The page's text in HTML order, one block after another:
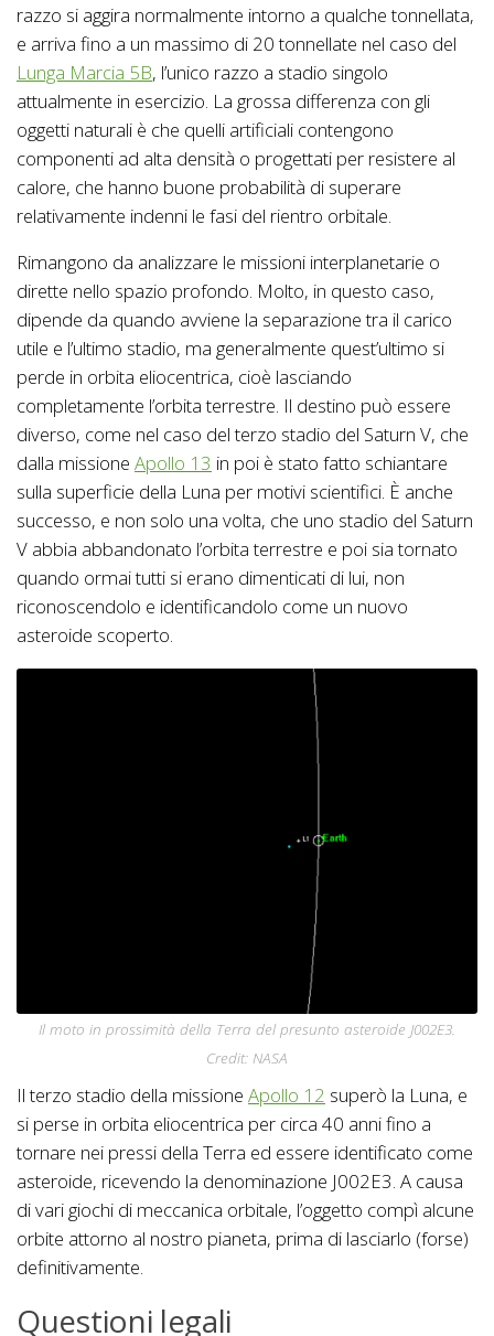
razzo si aggira normalmente intorno a qualche tonnellata,
e arriva fino a un massimo di 20 tonnellate nel caso del
Lunga Marcia 5B, l’unico razzo a stadio singolo
attualmente in esercizio. La grossa differenza con gli
oggetti naturali è che quelli artificiali contengono
componenti ad alta densità o progettati per resistere al
calore, che hanno buone probabilità di superare
relativamente indenni le fasi del rientro orbitale.
Rimangono da analizzare le missioni interplanetarie o
dirette nello spazio profondo. Molto, in questo caso,
dipende da quando avviene la separazione tra il carico
utile e l’ultimo stadio, ma generalmente quest’ultimo si
perde in orbita eliocentrica, cioè lasciando
completamente l’orbita terrestre. Il destino può essere
diverso, come nel caso del terzo stadio del Saturn V, che
dalla missione Apollo 13 in poi è stato fatto schiantare
sulla superficie della Luna per motivi scientifici. È anche
successo, e non solo una volta, che uno stadio del Saturn
V abbia abbandonato l’orbita terrestre e poi sia tornato
quando ormai tutti si erano dimenticati di lui, non
riconoscendolo e identificandolo come un nuovo
asteroide scoperto.
Il moto in prossimità della Terra del presunto asteroide J002E3.
Credit: NASA
Il terzo stadio della missione Apollo 12 superò la Luna, e
si perse in orbita eliocentrica per circa 40 anni fino a
tornare nei pressi della Terra ed essere identificato come
asteroide, ricevendo la denominazione J002E3. A causa
di vari giochi di meccanica orbitale, l’oggetto compì alcune
orbite attorno al nostro pianeta, prima di lasciarlo (forse)
definitivamente.
Questioni legali